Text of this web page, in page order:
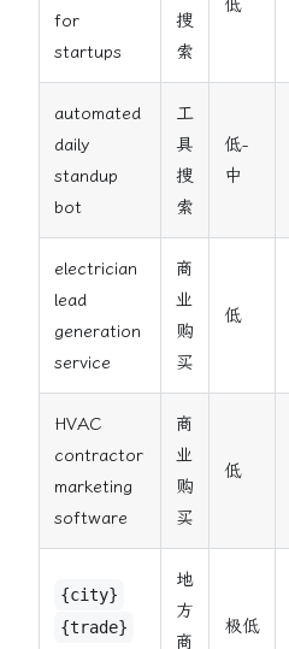
for
startups
搜
索
低
automated
daily
standup
bot
工
具
搜
索
低-
中
electrician
lead
generation
service
商
业
购
买
低
HVAC
contractor
marketing
software
商
业
购
买
低
{city}
{trade}
地
方
商
极低